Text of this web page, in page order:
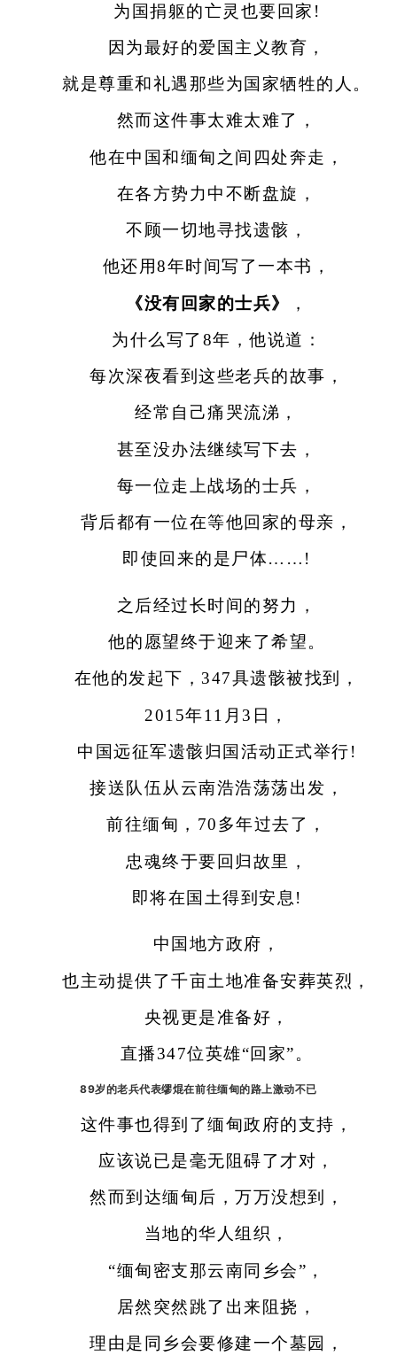
为国捐躯的亡灵也要回家!
因为最好的爱国主义教育，
就是尊重和礼遇那些为国家牺牲的人。
然而这件事太难太难了，
他在中国和缅甸之间四处奔走，
在各方势力中不断盘旋，
不顾一切地寻找遗骸，
他还用8年时间写了一本书，
《没有回家的士兵》
，
为什么写了8年，他说道：
每次深夜看到这些老兵的故事，
经常自己痛哭流涕，
甚至没办法继续写下去，
每一位走上战场的士兵，
背后都有一位在等他回家的母亲，
即使回来的是尸体……!
之后经过长时间的努力，
他的愿望终于迎来了希望。
在他的发起下，347具遗骸被找到，
2015年11月3日，
中国远征军遗骸归国活动正式举行!
接送队伍从云南浩浩荡荡出发，
前往缅甸，70多年过去了，
忠魂终于要回归故里，
即将在国土得到安息!
中国地方政府，
也主动提供了千亩土地准备安葬英烈，
央视更是准备好，
直播347位英雄“回家”。
89岁的老兵代表缪焜在前往缅甸的路上激动不已
这件事也得到了缅甸政府的支持，
应该说已是毫无阻碍了才对，
然而到达缅甸后，万万没想到，
当地的华人组织，
“缅甸密支那云南同乡会”，
居然突然跳了出来阻挠，
理由是同乡会要修建一个墓园，